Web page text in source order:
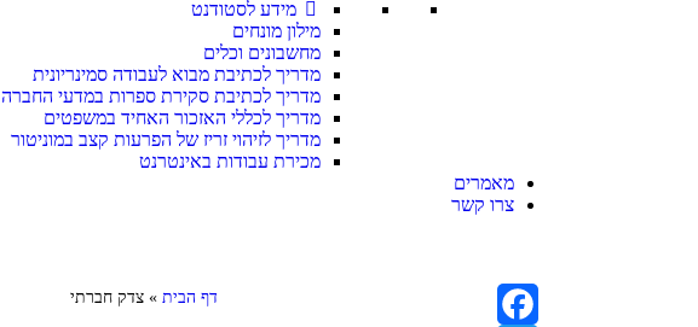
מידע לסטודנט
מילון מונחים
מחשבונים וכלים
מדריך לכתיבת מבוא לעבודה סמינריונית
מדריך לכתיבת סקירת ספרות במדעי החברה
מדריך לכללי האזכור האחיד במשפטים
מדריך לזיהוי זריז של הפרעות קצב במוניטור
מכירת עבודות באינטרנט
מאמרים
צרו קשר
דף הבית » צדק חברתי